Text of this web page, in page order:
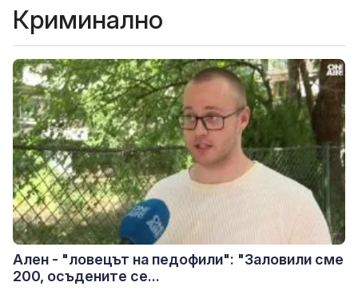
Криминално
Ален - "ловецът на педофили": "Заловили сме
200, осъдените се...